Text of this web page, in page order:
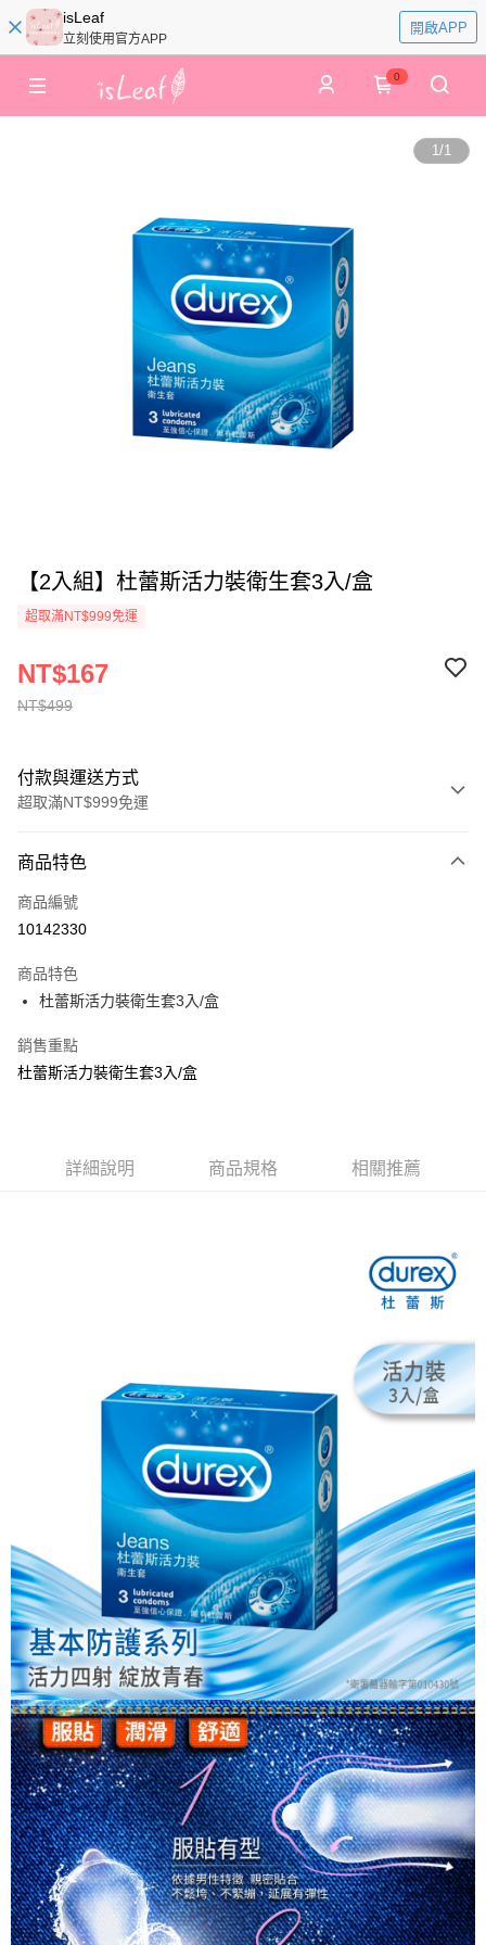
isLeaf
立刻使用官方APP
開啟APP
0
1/1
【2入組】杜蕾斯活力裝衛生套3入/盒
超取滿NT$999免運
NT$499
NT$167
付款與運送方式
超取滿NT$999免運
信用卡一次付款
超商取貨付款
Apple Pay
街口支付
悠遊付
AFTEE先享後付
１．於結帳方式選擇「AFTEE先享後付」後，將跳轉至「AFTEE先享後付」
結帳頁面，進行簡訊認證並確認金額後，即可完成結帳。
２．訂單成立數日內，您將收到繳費通知簡訊。
３．收到繳費通知簡訊後14天內，點擊此簡訊中的連結，可透過四大超商／
ATM／網路銀行／等多元方式進行付款，方視為交易完成。
※ 請注意：結帳手續完成當下不需立刻繳費，但若您需要取消訂單，請聯絡
購買商品的店家。未經商家同意取消之訂單仍視為有效，需透過AFTEE先享
後付繳納相關費用。
※ 交易是否成功請以「AFTEE先享後付 」之結帳頁面顯示為準，若有關於
是否繳費成功／繳費後需取消欲退款等相關疑問，請聯繫「AFTEE先享後付
客戶支援中心」 https://netprotections.freshdesk.com/support/home
【注意事項】
１．透過由恩沛科技股份有限公司提供之「AFTEE先享後付」服務完成之交
易，需依本服務之必要範圍內提供個人資料，並將交易相關給付款項請求債
權轉讓予恩沛科技股份有限公司。
２．關於個人資料處理事宜，請瀏覽以下網址：
https://aftee.tw/terms/#terms3
３．未成年的使用者請事先徵得法定代理人或監護人之同意方可使用
「AFTEE先享後付」，若未經同意申辦者引起之損失，本公司不負相關責
任。
４．使用「AFTEE先享後付」時，將依據個別帳號之用戶狀況，依本公司即
時審查核予不同之上限額度；若仍有額度不足之情形，本公司將視審查結果
請求用戶進行身份認證。
５．嚴禁一人註冊多個帳號或使用他人資訊註冊。若發現惡意使用之情形，
恩沛科技股份有限公司將有權停止該用戶之使用額度並採取法律行動。
先付款後全家取貨
每筆NT$80，滿NT$999(含以上)免運費
每筆NT$80，滿NT$999(含以上)免運費
先付款後7-11取貨
每筆NT$80，滿NT$999(含以上)免運費
宅配
每筆NT$90，滿NT$999(含以上)免運費
商品特色
商品編號
10142330
商品特色
杜蕾斯活力裝衛生套3入/盒
銷售重點
杜蕾斯活力裝衛生套3入/盒
詳細說明 商品規格 相關推薦